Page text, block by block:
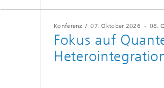
Konferenz /07. Oktober 2026 - 08.
Fokus auf